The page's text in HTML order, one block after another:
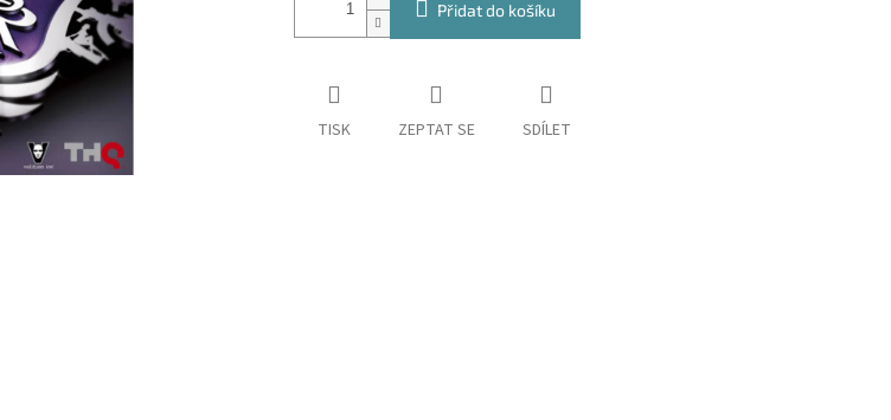
Přidat do košíku
TISK ZEPTAT SE SDÍLET